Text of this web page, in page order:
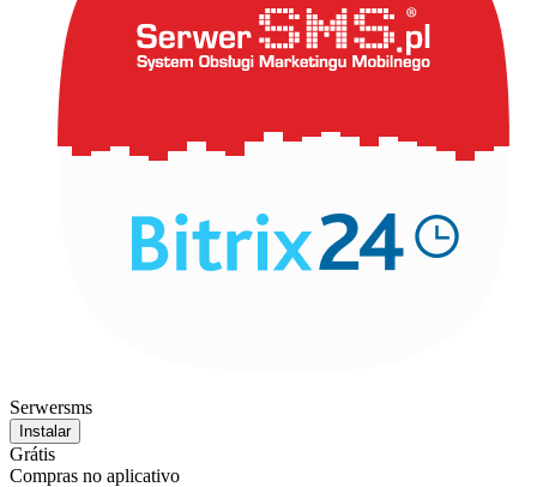
Serwersms
Instalar
Grátis
Compras no aplicativo